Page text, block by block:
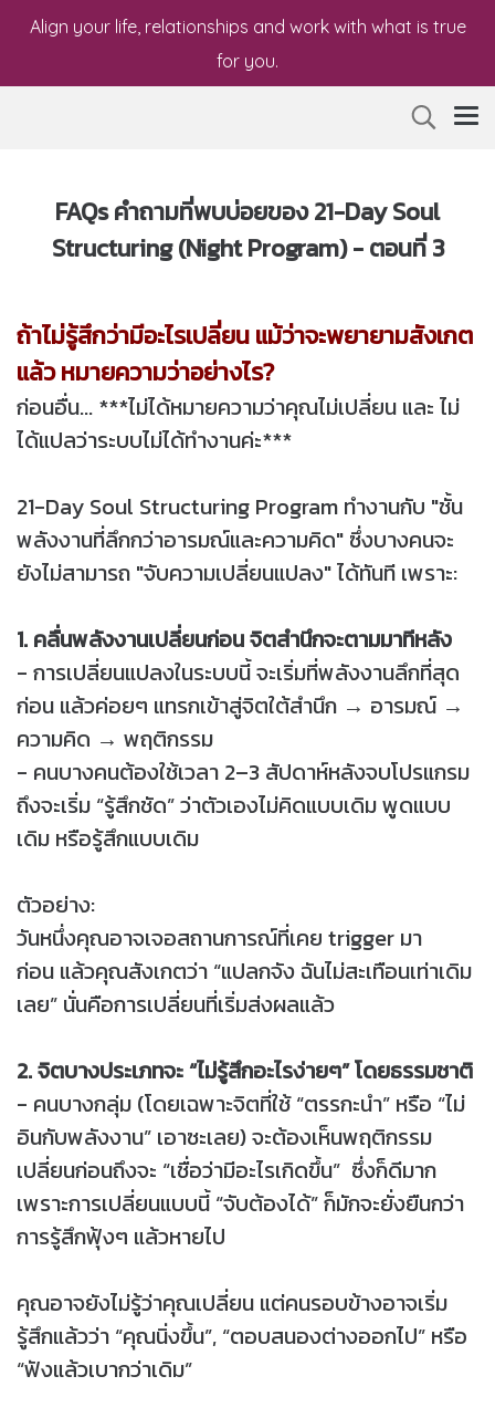
Align your life, relationships and work with what is true
for you.
FAQs คำถามที่พบบ่อยของ 21-Day Soul
Structuring (Night Program) - ตอนที่ 3
ถ้าไม่รู้สึกว่ามีอะไรเปลี่ยน แม้ว่าจะพยายามสังเกต
แล้ว หมายความว่าอย่างไร?
ก่อนอื่น... ***ไม่ได้หมายความว่าคุณไม่เปลี่ยน และ ไม่
ได้แปลว่าระบบไม่ได้ทำงานค่ะ***
21-Day Soul Structuring Program ทำงานกับ "ชั้น
พลังงานที่ลึกกว่าอารมณ์และความคิด" ซึ่งบางคนจะ
ยังไม่สามารถ "จับความเปลี่ยนแปลง" ได้ทันที เพราะ:
1. คลื่นพลังงานเปลี่ยนก่อน จิตสำนึกจะตามมาทีหลัง
- การเปลี่ยนแปลงในระบบนี้ จะเริ่มที่พลังงานลึกที่สุด
ก่อน แล้วค่อยๆ แทรกเข้าสู่จิตใต้สำนึก → อารมณ์ →
ความคิด → พฤติกรรม
- คนบางคนต้องใช้เวลา 2–3 สัปดาห์หลังจบโปรแกรม
ถึงจะเริ่ม “รู้สึกชัด” ว่าตัวเองไม่คิดแบบเดิม พูดแบบ
เดิม หรือรู้สึกแบบเดิม
ตัวอย่าง:
วันหนึ่งคุณอาจเจอสถานการณ์ที่เคย trigger มา
ก่อน แล้วคุณสังเกตว่า “แปลกจัง ฉันไม่สะเทือนเท่าเดิม
เลย” นั่นคือการเปลี่ยนที่เริ่มส่งผลแล้ว
2. จิตบางประเภทจะ “ไม่รู้สึกอะไรง่ายๆ” โดยธรรมชาติ
- คนบางกลุ่ม (โดยเฉพาะจิตที่ใช้ “ตรรกะนำ” หรือ “ไม่
อินกับพลังงาน” เอาซะเลย) จะต้องเห็นพฤติกรรม
เปลี่ยนก่อนถึงจะ “เชื่อว่ามีอะไรเกิดขึ้น” ซึ่งก็ดีมาก
เพราะการเปลี่ยนแบบนี้ “จับต้องได้” ก็มักจะยั่งยืนกว่า
การรู้สึกฟุ้งๆ แล้วหายไป
คุณอาจยังไม่รู้ว่าคุณเปลี่ยน แต่คนรอบข้างอาจเริ่ม
รู้สึกแล้วว่า “คุณนิ่งขึ้น”, “ตอบสนองต่างออกไป” หรือ
“ฟังแล้วเบากว่าเดิม”